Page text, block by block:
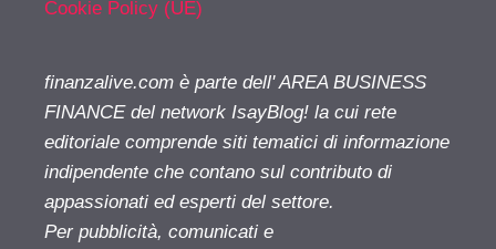
Cookie Policy (UE)
finanzalive.com è parte dell' AREA BUSINESS
FINANCE del network IsayBlog! la cui rete
editoriale comprende siti tematici di informazione
indipendente che contano sul contributo di
appassionati ed esperti del settore.
Per pubblicità, comunicati e